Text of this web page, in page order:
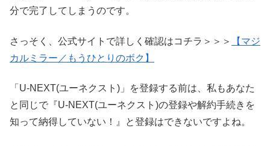
分で完了してしまうのです。
さっそく、公式サイトで詳しく確認はコチラ＞＞＞
【マジ
カルミラー／もうひとりのボク】
「U-NEXT(ユーネクスト)」を登録する前は、私もあなた
と同じで『U-NEXT(ユーネクスト)の登録や解約手続きを
知って納得していない！』と登録はできないですよね。